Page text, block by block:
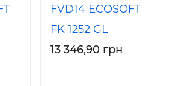
FVD14 ECOSOFT
FK 1252 GL
13 346,90 грн